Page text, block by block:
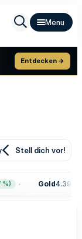
Entdecken →
Stell dich vor!
Gold4.399,70